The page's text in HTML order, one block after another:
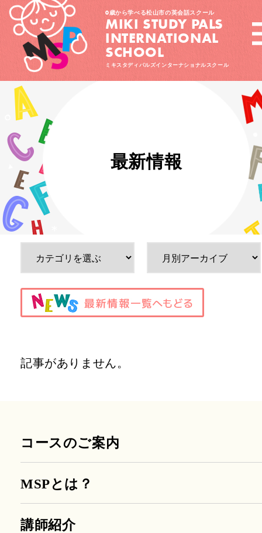
0歳から学べる松山市の英会話スクール
MIKI STUDY PALS
INTERNATIONAL
SCHOOL
ミキスタディパルズインターナショナルスクール
最新情報
記事がありません。
コースのご案内
MSPとは？
講師紹介